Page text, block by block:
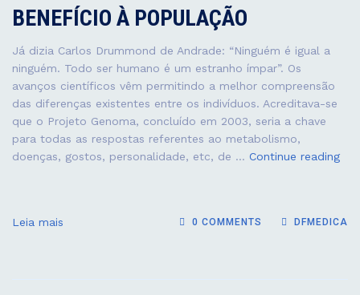
BENEFÍCIO À POPULAÇÃO
Já dizia Carlos Drummond de Andrade: “Ninguém é igual a
ninguém. Todo ser humano é um estranho ímpar”. Os
avanços científicos vêm permitindo a melhor compreensão
das diferenças existentes entre os indivíduos. Acreditava-se
que o Projeto Genoma, concluído em 2003, seria a chave
para todas as respostas referentes ao metabolismo,
doenças, gostos, personalidade, etc, de … Continue readingA
DA
Leia mais 0 COMMENTS DFMEDICA